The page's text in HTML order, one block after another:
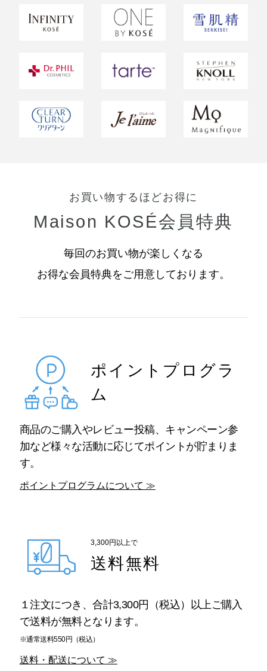
お買い物するほどお得に
Maison KOSÉ会員特典
毎回のお買い物が楽しくなる
お得な会員特典をご用意しております。
ポイントプログラ
ム
商品のご購入やレビュー投稿、キャンペーン参
加など様々な活動に応じてポイントが貯まりま
す。
ポイントプログラムについて ≫
3,300円以上で
送料無料
１注文につき、合計3,300円（税込）以上ご購入
で送料が無料となります。
※通常送料550円（税込）
送料・配送について ≫